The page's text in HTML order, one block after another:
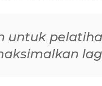
untuk